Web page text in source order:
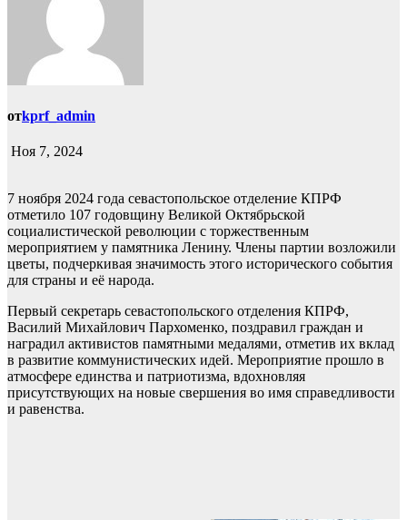
отkprf_admin
Ноя 7, 2024
7 ноября 2024 года севастопольское отделение КПРФ
отметило 107 годовщину Великой Октябрьской
социалистической революции с торжественным
мероприятием у памятника Ленину. Члены партии возложили
цветы, подчеркивая значимость этого исторического события
для страны и её народа.
Первый секретарь севастопольского отделения КПРФ,
Василий Михайлович Пархоменко, поздравил граждан и
наградил активистов памятными медалями, отметив их вклад
в развитие коммунистических идей. Мероприятие прошло в
атмосфере единства и патриотизма, вдохновляя
присутствующих на новые свершения во имя справедливости
и равенства.